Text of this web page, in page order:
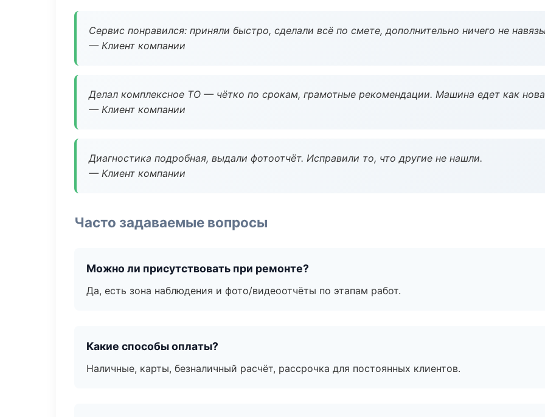
Сервис понравился: приняли быстро, сделали всё по смете, дополнительно ничего не
— Клиент компании
Делал комплексное ТО — чётко по срокам, грамотные рекомендации. Машина едет как
— Клиент компании
Диагностика подробная, выдали фотоотчёт. Исправили то, что другие не нашли.
— Клиент компании
Часто задаваемые вопросы
Можно ли присутствовать при ремонте?
Да, есть зона наблюдения и фото/видеоотчёты по этапам работ.
Какие способы оплаты?
Наличные, карты, безналичный расчёт, рассрочка для постоянных клиентов.